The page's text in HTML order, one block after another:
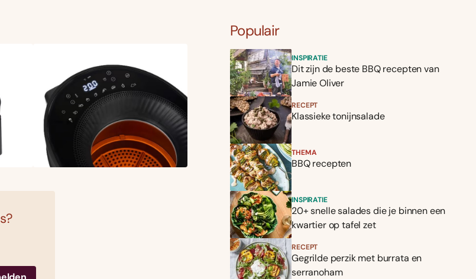
Populair
INSPIRATIE
Dit zijn de beste BBQ recepten van
Jamie Oliver
RECEPT
Klassieke tonijnsalade
THEMA
BBQ recepten
INSPIRATIE
20+ snelle salades die je binnen een
kwartier op tafel zet
RECEPT
Gegrilde perzik met burrata en
serranoham